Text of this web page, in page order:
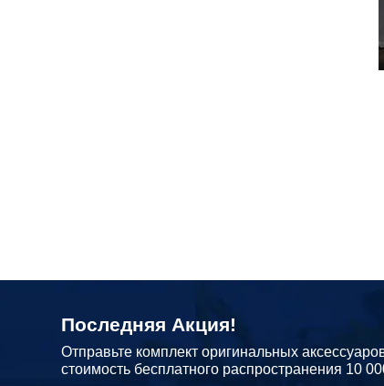
Последняя Акция!
Отправьте комплект оригинальных
стоимость бесплатного распространения 10